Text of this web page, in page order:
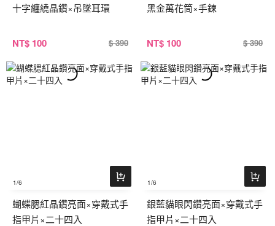
十字纏繞晶鑽×吊墜耳環
NT$ 100 $ 390
黑金萬花筒×手鍊
NT$ 100 $ 390
1/6
蝴蝶腮紅晶鑽亮面×穿戴式手
指甲片×二十四入
1/6
銀藍貓眼閃鑽亮面×穿戴式手
指甲片×二十四入